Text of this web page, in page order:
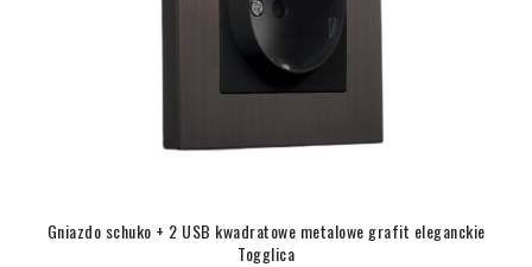
Gniazdo schuko + 2 USB kwadratowe metalowe grafit eleganckie
Togglica